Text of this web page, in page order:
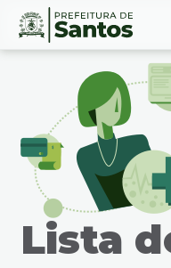
Ir
Conteúdo
Lista